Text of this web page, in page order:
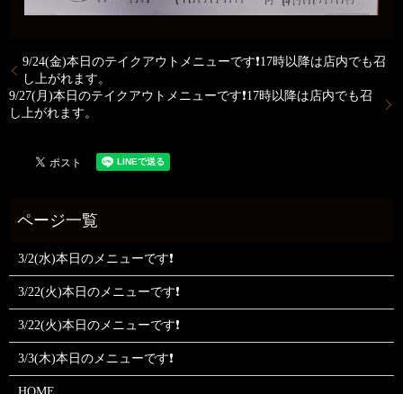
9/24(金)本日のテイクアウトメニューです❗17時以降は店内でも召
し上がれます。
9/27(月)本日のテイクアウトメニューです❗17時以降は店内でも召
し上がれます。
3/2(水)本日のメニューです❗
3/22(火)本日のメニューです❗
3/22(火)本日のメニューです❗
3/3(木)本日のメニューです❗